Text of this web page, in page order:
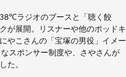
ラジオのブースと「聴く餃
が展開。リスナーや他のポッドキ
やこさんの「宝塚の男役」イメー
スポンサー制度や、さやさんが
た。